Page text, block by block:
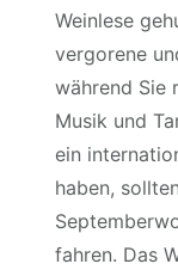
Weinlese
vergorene
während Sie
Musik und
ein
haben,
fahren. Das